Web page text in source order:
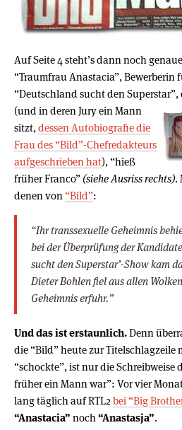
Auf Seite 4 steht’s dann noch
“Traumfrau Anastacia”, Bewerberin
“Deutschland sucht den
(und in deren Jury ein Mann
sitzt, dessen Autobiografie die
Frau des “Bild”-Chefredakteurs
aufgeschrieben hat), “hieß
früher Franco” (siehe Ausriss rechts).
denen von “Bild”:
“Ihr transsexuelle Geheimnis
bei der Überprüfung der
sucht den Superstar’-Show kam
Dieter Bohlen fiel aus allen
Geheimnis erfuhr.”
Und das ist erstaunlich.Denn
die “Bild” heute zur Titelschlagzeile
“schockte”, ist nur die Schreibweise
früher ein Mann war”: Vor vier
lang täglich auf RTL2 bei “Big
“Anastacia” noch “Anastasja”.